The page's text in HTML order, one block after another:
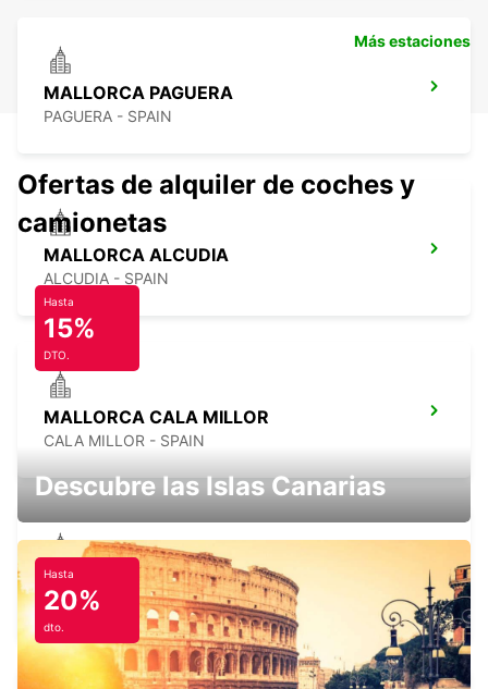
MALLORCA PAGUERA
PAGUERA - SPAIN
MALLORCA ALCUDIA
ALCUDIA - SPAIN
MALLORCA CALA MILLOR
CALA MILLOR - SPAIN
MALLORCA CALA RATJADA
CALA RATJADA - SPAIN
Más estaciones
Ofertas de alquiler de coches y
camionetas
Hasta
15%
DTO.
Descubre las Islas Canarias
Hasta
20%
dto.